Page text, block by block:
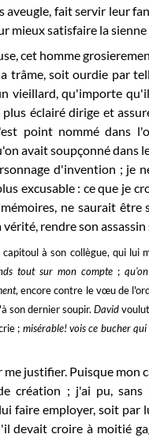
fait servir leur
satisfaire la
cet homme
trâme, soit ourdie par
vieillard, qu'importe
éclairé dirige et
point nommé dans
avait soupçonné dans
d'invention ; je
excusable : ce que je
ne saurait
vérité, rendre son
à son collègue, qui lui
tout sur mon compte ;
, encore contre le vœu de
son dernier soupir.David
; misérable! vois ce bucher
justifier. Puisque mon
création ; j'ai pu, sans
faire employer, soit par
devait croire à moitié